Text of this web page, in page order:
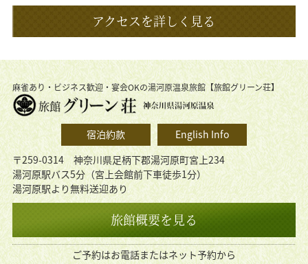
アクセスを詳しく見る
麻雀あり・ビジネス歓迎・宴会OKの湯河原温泉旅館【旅館グリーン荘】
宿泊約款
English Info
〒259-0314 神奈川県足柄下郡湯河原町宮上234
湯河原駅バス5分（宮上会館前下車徒歩1分）
湯河原駅より無料送迎あり
旅館概要を見る
ご予約はお電話またはネット予約から